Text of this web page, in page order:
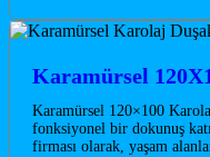
Karamürsel
Karamürsel 120×100
fonksiyonel bir dokunuş
firması olarak, yaşam